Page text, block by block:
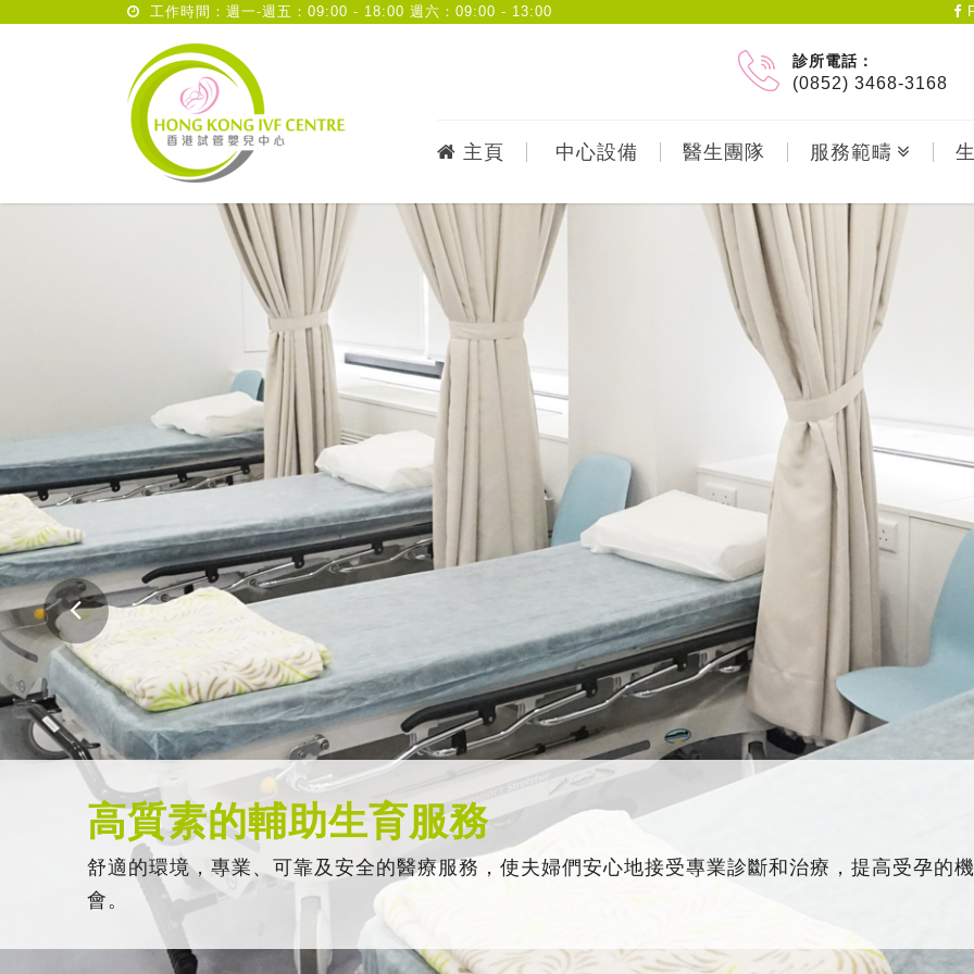
工作時間：週一-週五：09:00 - 18:00 週六：09:00 - 13:00
診所電話：
(0852) 3468-3168
主頁 中心設備 醫生團隊 服務範疇
高質素的輔助生育服務
舒適的環境，專業、可靠及安全的醫療服務，使夫婦們安心地接受專業診斷和治療，提高受孕的機
會。